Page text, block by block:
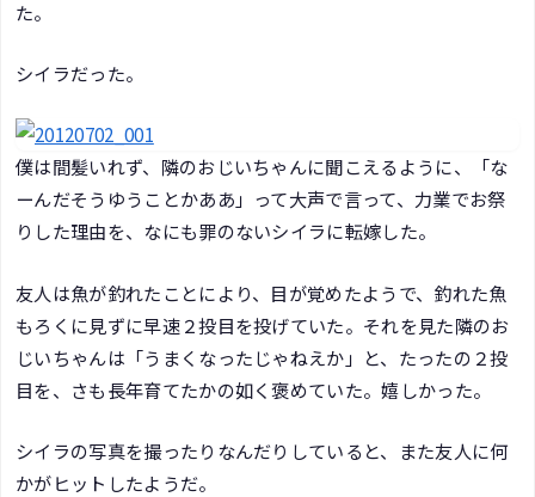
た。
シイラだった。
僕は間髪いれず、隣のおじいちゃんに聞こえるように、「な
ーんだそうゆうことかああ」って大声で言って、力業でお祭
りした理由を、なにも罪のないシイラに転嫁した。
友人は魚が釣れたことにより、目が覚めたようで、釣れた魚
もろくに見ずに早速２投目を投げていた。それを見た隣のお
じいちゃんは「うまくなったじゃねえか」と、たったの２投
目を、さも長年育てたかの如く褒めていた。嬉しかった。
シイラの写真を撮ったりなんだりしていると、また友人に何
かがヒットしたようだ。